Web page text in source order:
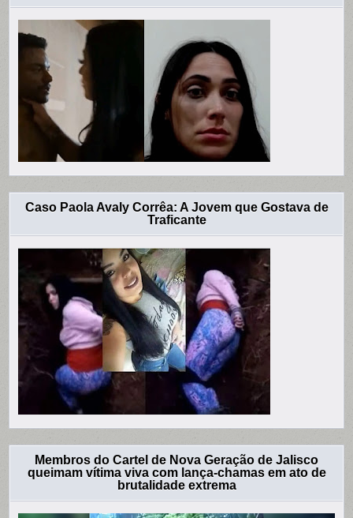
Caso Paola Avaly Corrêa: A Jovem que Gostava de
Traficante
Membros do Cartel de Nova Geração de Jalisco
queimam vítima viva com lança-chamas em ato de
brutalidade extrema